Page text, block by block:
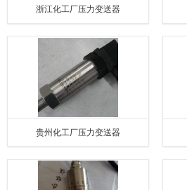
浙江化工厂压力变送器
贵州化工厂压力变送器